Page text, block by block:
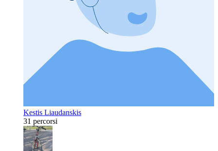
Kestis Liaudanskis
31 percorsi